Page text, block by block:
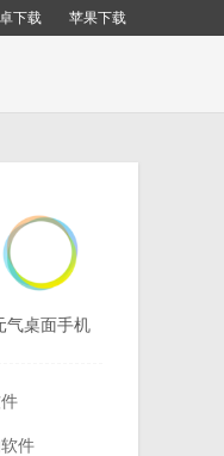
下载 苹果下载
气桌面手机
件